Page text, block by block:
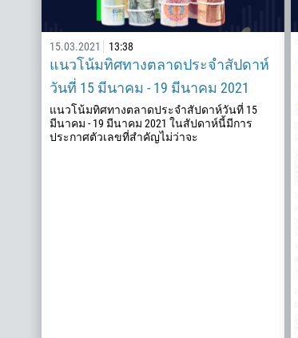
15.03.2021 13:38
แนวโน้มทิศทางตลาดประจำสัปดาห์
วันที่ 15 มีนาคม - 19 มีนาคม 2021
แนวโน้มทิศทางตลาดประจำสัปดาห์วันที่ 15
มีนาคม - 19 มีนาคม 2021 ในสัปดาห์นี้มีการ
ประกาศตัวเลขที่สำคัญไม่ว่าจะ